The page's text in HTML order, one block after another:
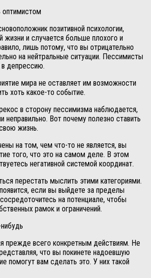
оптимистом
позитивной психологии,
жизни и случается больше плохого и
лишь потому, что вы отрицательно
на нейтральные ситуации. Пессимисты
депрессию.
мира не оставляет им возможности
хоть какое-то событие.
в сторону пессимизма наблюдается,
неправильно. Вот почему полезно ставить
жизнь.
на том, чем что-то не является, вы
того, что это на самом деле. В этом
негативной системой координат.
перестать мыслить этими категориями.
если вы выйдете за пределы
на потенциале, чтобы
рамок и ограничений.
прежде всего конкретным действиям. Не
что вы покинете надоевшую
помогут вам сделать это. У них такой